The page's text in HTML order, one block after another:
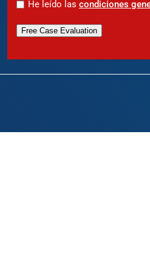
He leído las condiciones
Free Case Evaluation